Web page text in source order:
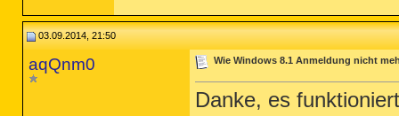
03.09.2014, 21:50
aqQnm0 Wie Windows 8.1 Anmeldung nicht
Danke, es